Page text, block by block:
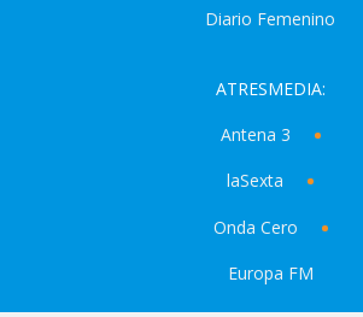
Diario Femenino
ATRESMEDIA:
Antena 3
laSexta
Onda Cero
Europa FM